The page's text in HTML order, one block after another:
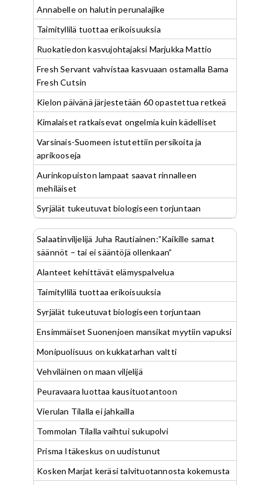
Annabelle on halutin perunalajike
Taimityllilä tuottaa erikoisuuksia
Ruokatiedon kasvujohtajaksi Marjukka Mattio
Fresh Servant vahvistaa kasvuaan ostamalla Bama
Fresh Cutsin
Kielon päivänä järjestetään 60 opastettua retkeä
Kimalaiset ratkaisevat ongelmia kuin kädelliset
Varsinais-Suomeen istutettiin persikoita ja
aprikooseja
Aurinkopuiston lampaat saavat rinnalleen
mehiläiset
Syrjälät tukeutuvat biologiseen torjuntaan
Salaatinviljelijä Juha Rautiainen:”Kaikille samat
säännöt – tai ei sääntöjä ollenkaan”
Alanteet kehittävät elämyspalvelua
Taimityllilä tuottaa erikoisuuksia
Syrjälät tukeutuvat biologiseen torjuntaan
Ensimmäiset Suonenjoen mansikat myytiin vapuksi
Monipuolisuus on kukkatarhan valtti
Vehviläinen on maan viljelijä
Peuravaara luottaa kausituotantoon
Vierulan Tilalla ei jahkailla
Tommolan Tilalla vaihtui sukupolvi
Prisma Itäkeskus on uudistunut
Kosken Marjat keräsi talvituotannosta kokemusta